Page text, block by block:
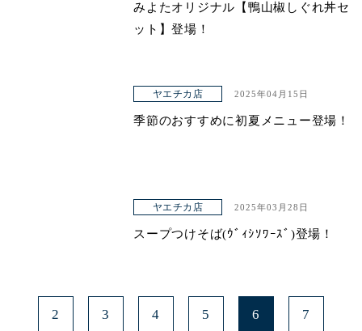
みよたオリジナル【鴨山椒しぐれ丼セ
ット】登場！
ヤエチカ店 2025年04月15日
季節のおすすめに初夏メニュー登場！
ヤエチカ店 2025年03月28日
スープつけそば(ｳﾞｨｼｿﾜｰｽﾞ)登場！
2 3 4 5 6 7